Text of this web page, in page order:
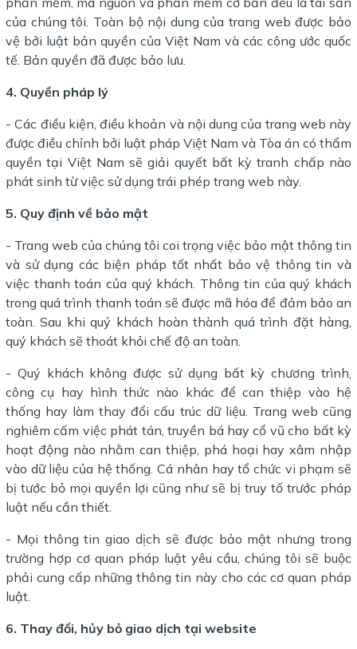
của chúng tôi. Toàn bộ nội dung của trang web được bảo
vệ bởi luật bản quyền của Việt Nam và các công ước quốc
tế. Bản quyền đã được bảo lưu.
4. Quyền pháp lý
- Các điều kiện, điều khoản và nội dung của trang web này
được điều chỉnh bởi luật pháp Việt Nam và Tòa án có thẩm
quyền tại Việt Nam sẽ giải quyết bất kỳ tranh chấp nào
phát sinh từ việc sử dụng trái phép trang web này.
5. Quy định về bảo mật
- Trang web của chúng tôi coi trọng việc bảo mật thông tin
và sử dụng các biện pháp tốt nhất bảo vệ thông tin và
việc thanh toán của quý khách. Thông tin của quý khách
trong quá trình thanh toán sẽ được mã hóa để đảm bảo an
toàn. Sau khi quý khách hoàn thành quá trình đặt hàng,
quý khách sẽ thoát khỏi chế độ an toàn.
- Quý khách không được sử dụng bất kỳ chương trình,
công cụ hay hình thức nào khác để can thiệp vào hệ
thống hay làm thay đổi cấu trúc dữ liệu. Trang web cũng
nghiêm cấm việc phát tán, truyền bá hay cổ vũ cho bất kỳ
hoạt động nào nhằm can thiệp, phá hoại hay xâm nhập
vào dữ liệu của hệ thống. Cá nhân hay tổ chức vi phạm sẽ
bị tước bỏ mọi quyền lợi cũng như sẽ bị truy tố trước pháp
luật nếu cần thiết.
- Mọi thông tin giao dịch sẽ được bảo mật nhưng trong
trường hợp cơ quan pháp luật yêu cầu, chúng tôi sẽ buộc
phải cung cấp những thông tin này cho các cơ quan pháp
luật.
6. Thay đổi, hủy bỏ giao dịch tại website